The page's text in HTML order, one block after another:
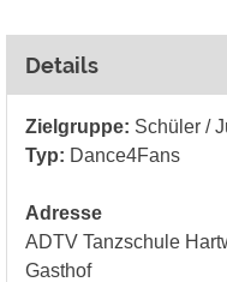
Details
Zielgruppe: Schüler /
Typ: Dance4Fans
Adresse
ADTV Tanzschule
Gasthof